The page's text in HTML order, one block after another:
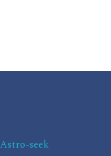
Astro-seek